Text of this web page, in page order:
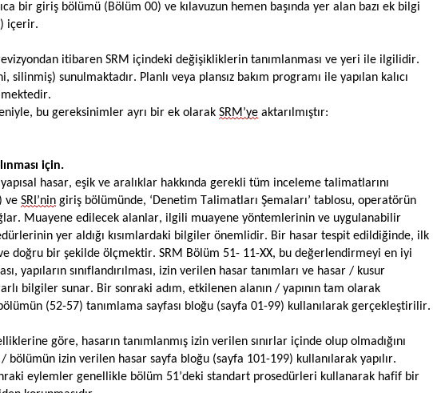
bir giriş bölümü (Bölüm 00) ve kılavuzun hemen başında yer alan bazı ek bilgi
içerir.
itibaren SRM içindeki değişikliklerin tanımlanması ve yeri ile ilgilidir.
sunulmaktadır. Planlı veya plansız bakım programı ile yapılan kalıcı
bu gereksinimler ayrı bir ek olarak SRM’ye aktarılmıştır:
için.
hasar, eşik ve aralıklar hakkında gerekli tüm inceleme talimatlarını
ve SRI’nin giriş bölümünde, ‘Denetim Talimatları Şemaları’ tablosu, operatörün
Muayene edilecek alanlar, ilgili muayene yöntemlerinin ve uygulanabilir
yer aldığı kısımlardaki bilgiler önemlidir. Bir hasar tespit edildiğinde, ilk
doğru bir şekilde ölçmektir. SRM Bölüm 51- 11-XX, bu değerlendirmeyi en iyi
yapıların sınıflandırılması, izin verilen hasar tanımları ve hasar / kusur
bilgiler sunar. Bir sonraki adım, etkilenen alanın / yapının tam olarak
(52-57) tanımlama sayfası bloğu (sayfa 01-99) kullanılarak gerçekleştirilir.
göre, hasarın tanımlanmış izin verilen sınırlar içinde olup olmadığını
izin verilen hasar sayfa bloğu (sayfa 101-199) kullanılarak yapılır.
eylemler genellikle bölüm 51’deki standart prosedürleri kullanarak hafif bir